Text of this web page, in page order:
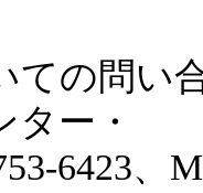
ての問い
ー・
6423、